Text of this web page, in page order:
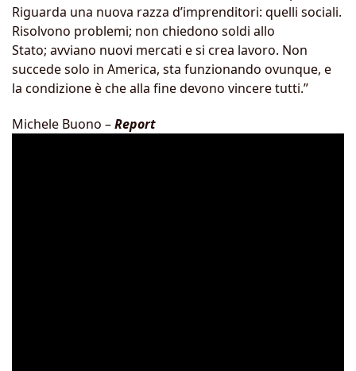
Riguarda una nuova razza d’imprenditori: quelli sociali.
Risolvono problemi; non chiedono soldi allo
Stato; avviano nuovi mercati e si crea lavoro. Non
succede solo in America, sta funzionando ovunque, e
la condizione è che alla fine devono vincere tutti.”
Michele Buono –Report